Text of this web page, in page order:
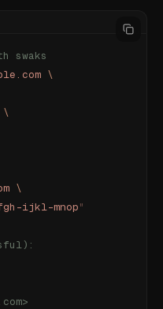
swaks
\
\
\
ijkl-mnop"